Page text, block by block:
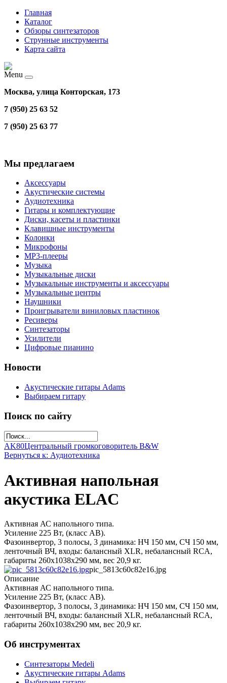
Главная
Каталог
Обзоры синтезаторов
Струнные инструменты
Карта сайта
Menu
Москва, улица Конторская, 173
7 (950) 25 63 52
7 (950) 25 63 77
Мы предлагаем
Аксессуары
Акустические системы
Аудиотехника
Гитары и комплектующие
Диски, касеты и пластинки
Клавишные инструменты
Колонки
Микрофоны
МР3-плееры
Музыка
Музыкальные диски
Музыкальные инструменты и аксессуары
Музыкальные центры
Наушники
Проигрыватели виниловых пластинок
Ресиверы
Синтезаторы
Усилители
Цифровые пианино
Новости
Акустические гитары Adams
Выбираем гитару
Поиск по сайту
AK80Центральный громкоговоритель B&W
Вернуться к: Аудиотехника
Активная напольная
акустика ELAC
Активная АС напольного типа.
Усиление 225 Вт, (класс AB).
Фазоинвертор, 3 полосы, 3 динамика: НЧ 150 мм, СЧ 150 мм,
ленточный ВЧ, входы: балансный XLR, небалансный RCA,
габариты 260х1038х290 мм, вес 20,9 кг.
pic_5813c60c82e16.jpg
Описание
Активная АС напольного типа.
Усиление 225 Вт, (класс AB).
Фазоинвертор, 3 полосы, 3 динамика: НЧ 150 мм, СЧ 150 мм,
ленточный ВЧ, входы: балансный XLR, небалансный RCA,
габариты 260х1038х290 мм, вес 20,9 кг.
Об инструментах
Синтезаторы Мedeli
Акустические гитары Adams